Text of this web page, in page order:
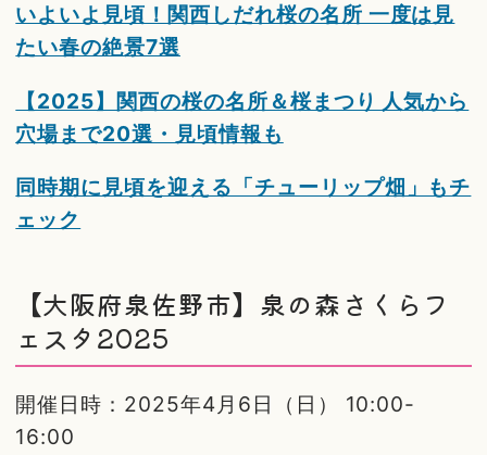
いよいよ見頃！関西しだれ桜の名所 一度は見
たい春の絶景7選
【2025】関西の桜の名所＆桜まつり 人気から
穴場まで20選・見頃情報も
同時期に見頃を迎える「チューリップ畑」もチ
ェック
【大阪府泉佐野市】泉の森さくらフ
ェスタ2025
開催日時：2025年4月6日（日） 10:00-
16:00